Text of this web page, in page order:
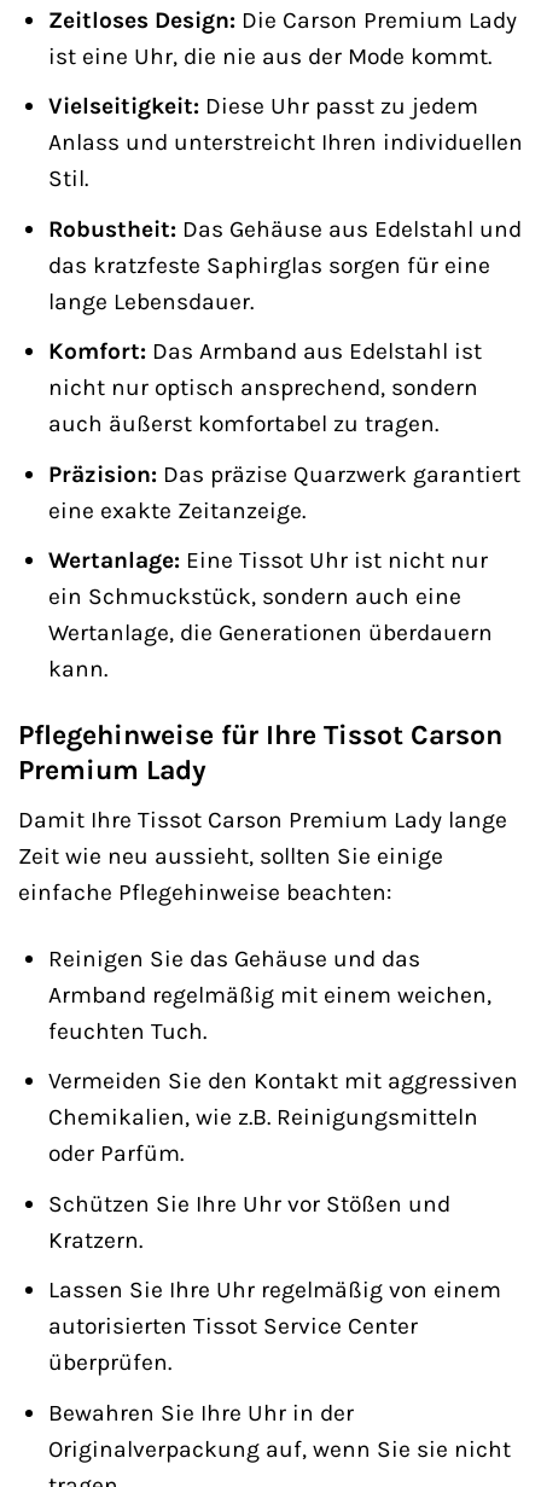
Zeitloses Design:Die Carson Premium Lady
ist eine Uhr, die nie aus der Mode kommt.
Vielseitigkeit:Diese Uhr passt zu jedem
Anlass und unterstreicht Ihren individuellen
Stil.
Robustheit:Das Gehäuse aus Edelstahl und
das kratzfeste Saphirglas sorgen für eine
lange Lebensdauer.
Komfort:Das Armband aus Edelstahl ist
nicht nur optisch ansprechend, sondern
auch äußerst komfortabel zu tragen.
Präzision:Das präzise Quarzwerk garantiert
eine exakte Zeitanzeige.
Wertanlage:Eine Tissot Uhr ist nicht nur
ein Schmuckstück, sondern auch eine
Wertanlage, die Generationen überdauern
kann.
Pflegehinweise für Ihre Tissot Carson
Premium Lady
Damit Ihre Tissot Carson Premium Lady lange
Zeit wie neu aussieht, sollten Sie einige
einfache Pflegehinweise beachten:
Reinigen Sie das Gehäuse und das
Armband regelmäßig mit einem weichen,
feuchten Tuch.
Vermeiden Sie den Kontakt mit aggressiven
Chemikalien, wie z.B. Reinigungsmitteln
oder Parfüm.
Schützen Sie Ihre Uhr vor Stößen und
Kratzern.
Lassen Sie Ihre Uhr regelmäßig von einem
autorisierten Tissot Service Center
überprüfen.
Bewahren Sie Ihre Uhr in der
Originalverpackung auf, wenn Sie sie nicht